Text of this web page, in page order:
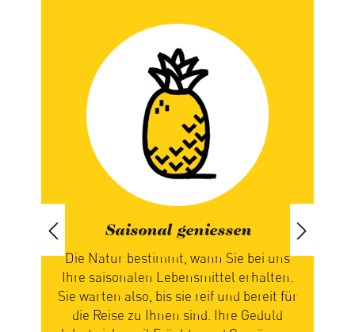
Saisonal geniessen
Die Natur bestimmt, wann Sie bei uns
Ihre saisonalen Lebensmittel erhalten.
Sie warten also, bis sie reif und bereit für
die Reise zu Ihnen sind. Ihre Geduld